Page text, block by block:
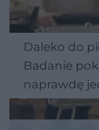
Daleko do
Badanie
naprawdę